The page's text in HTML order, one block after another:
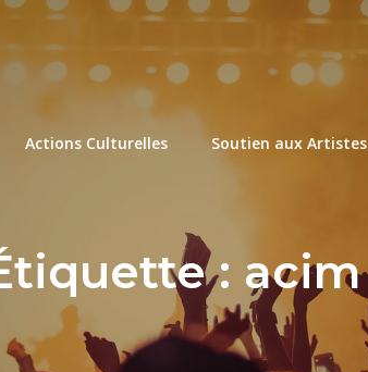
Actions Culturelles Soutien aux Artistes
: acim